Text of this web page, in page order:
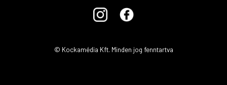
© Kockamédia Kft. Minden jog fenntartva